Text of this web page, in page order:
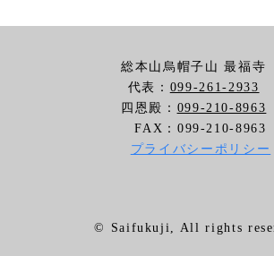
総本山烏帽子山 最福寺
代表： 099-261-2933
四恩殿： 099-210-8963
FAX：099-210-8963
プライバシーポリシー
©️ Saifukuji, All rights